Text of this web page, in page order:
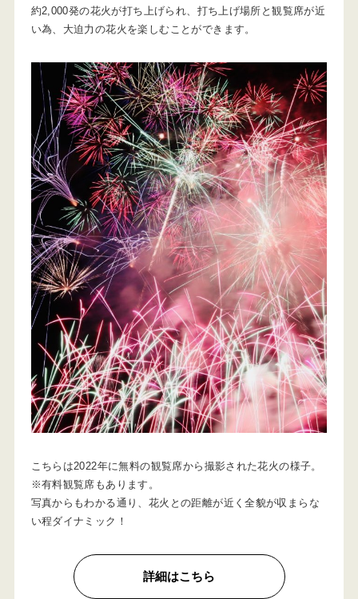
約2,000発の花火が打ち上げられ、打ち上げ場所と観覧席が近
い為、大迫力の花火を楽しむことができます。
こちらは2022年に無料の観覧席から撮影された花火の様子。
※有料観覧席もあります。
写真からもわかる通り、花火との距離が近く全貌が収まらな
い程ダイナミック！
詳細はこちら